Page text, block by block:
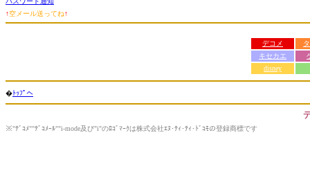
↑空メール送ってね↑
デコメ
キセカエ
disney
�ﾄｯﾌﾟへ
※"ﾃﾞｺﾒ""ﾃﾞｺﾒｰﾙ""i-mode及び"i"のﾛｺﾞﾏｰｸは株式会社ｴﾇ･ﾃｨ･ﾃｨ･ﾄﾞｺﾓの登録商標です